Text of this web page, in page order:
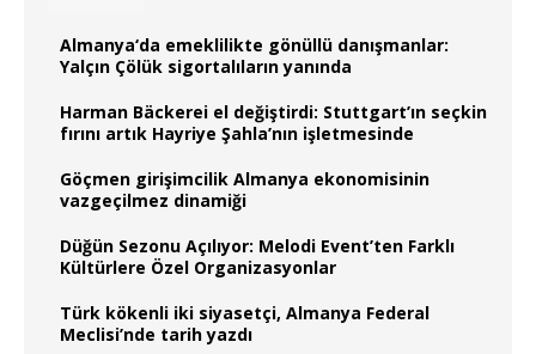
Almanya‘da emeklilikte gönüllü danışmanlar:
Yalçın Çölük sigortalıların yanında
Harman Bäckerei el değiştirdi: Stuttgart’ın seçkin
fırını artık Hayriye Şahla’nın işletmesinde
Göçmen girişimcilik Almanya ekonomisinin
vazgeçilmez dinamiği
Düğün Sezonu Açılıyor: Melodi Event’ten Farklı
Kültürlere Özel Organizasyonlar
Türk kökenli iki siyasetçi, Almanya Federal
Meclisi’nde tarih yazdı